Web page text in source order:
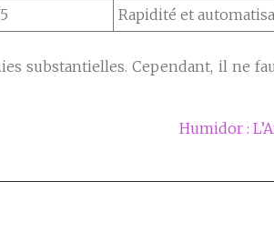
Rapidité et
substantielles. Cependant, il ne
Humidor :